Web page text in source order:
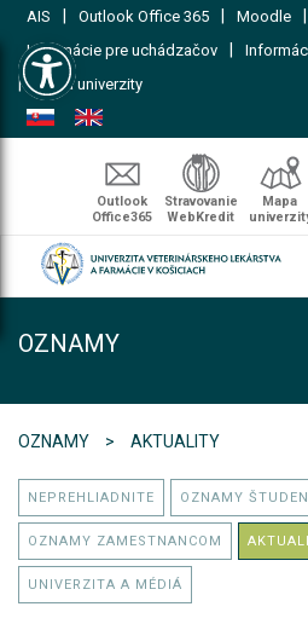
Open toolbar
AIS Outlook Office 365 Moodle
Informácie pre uchádzačov
| Mapa univerzity
Outlook
Office365
Stravovanie
WebKredit
Mapa
OZNAMY
OZNAMY AKTUALITY
NEPREHLIADNITE OZNAMY
OZNAMY ZAMESTNANCOM
UNIVERZITA A MÉDIÁ